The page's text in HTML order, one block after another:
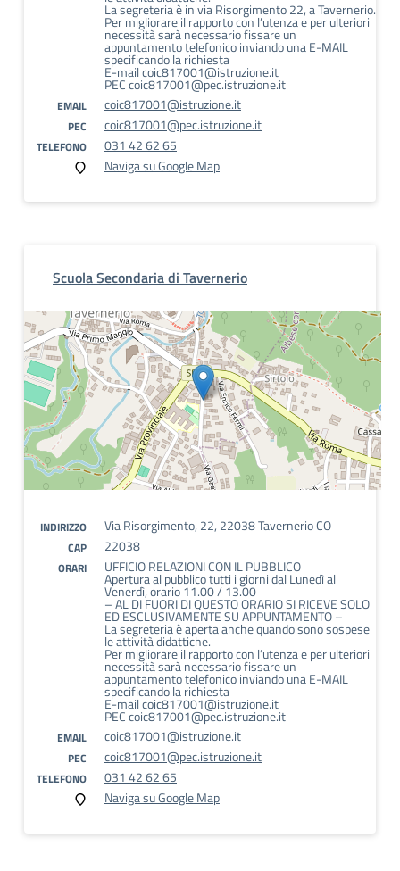
La segreteria è in via Risorgimento 22, a Tavernerio.
Per migliorare il rapporto con l’utenza e per ulteriori
necessità sarà necessario fissare un
appuntamento telefonico inviando una E-MAIL
specificando la richiesta
E-mail coic817001@istruzione.it
PEC coic817001@pec.istruzione.it
EMAIL coic817001@istruzione.it
PEC coic817001@pec.istruzione.it
TELEFONO
031 42 62 65
Naviga su Google Map
Scuola Secondaria di Tavernerio
INDIRIZZO Via Risorgimento, 22, 22038 Tavernerio CO
CAP 22038
ORARI UFFICIO RELAZIONI CON IL PUBBLICO
Apertura al pubblico tutti i giorni dal Lunedì al
Venerdì, orario 11.00 / 13.00
– AL DI FUORI DI QUESTO ORARIO SI RICEVE SOLO
ED ESCLUSIVAMENTE SU APPUNTAMENTO –
La segreteria è aperta anche quando sono sospese
le attività didattiche.
Per migliorare il rapporto con l’utenza e per ulteriori
necessità sarà necessario fissare un
appuntamento telefonico inviando una E-MAIL
specificando la richiesta
E-mail coic817001@istruzione.it
PEC coic817001@pec.istruzione.it
EMAIL coic817001@istruzione.it
PEC coic817001@pec.istruzione.it
TELEFONO
031 42 62 65
Naviga su Google Map